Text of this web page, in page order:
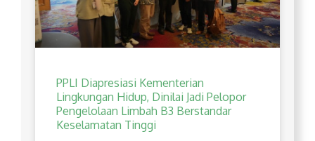
PPLI Diapresiasi Kementerian
Lingkungan Hidup, Dinilai Jadi Pelopor
Pengelolaan Limbah B3 Berstandar
Keselamatan Tinggi